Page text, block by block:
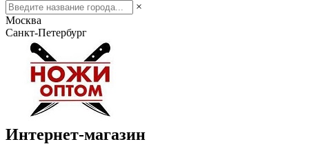
×
Москва
Санкт-Петербург
Интернет-магазин